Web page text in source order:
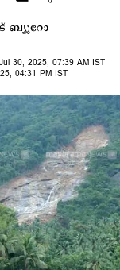
ബ്യൂറോ
30, 2025, 07:39 AM IST
04:31 PM IST